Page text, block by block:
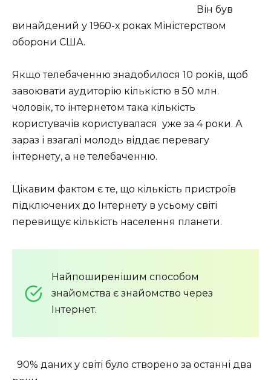
Він був
винайдений у 1960-х роках Міністерством
оборони США.
Якщо телебаченню знадобилося 10 років, щоб
завоювати аудиторію кількістю в 50 млн.
чоловік, то інтернетом така кількість
користувачів користувалася уже за 4 роки. А
зараз і взагалі молодь віддає перевагу
інтернету, а не телебаченню.
Цікавим фактом є те, що кількість пристроїв
підключених до Інтернету в усьому світі
перевищує кількість населення планети.
Найпоширенішим способом
знайомства є знайомство через
Інтернет.
90% даних у світі було створено за останні два